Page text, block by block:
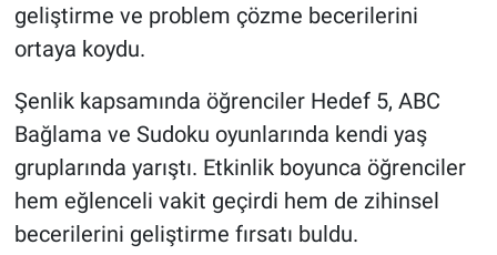
geliştirme ve problem çözme becerilerini
ortaya koydu.
Şenlik kapsamında öğrenciler Hedef 5, ABC
Bağlama ve Sudoku oyunlarında kendi yaş
gruplarında yarıştı. Etkinlik boyunca öğrenciler
hem eğlenceli vakit geçirdi hem de zihinsel
becerilerini geliştirme fırsatı buldu.